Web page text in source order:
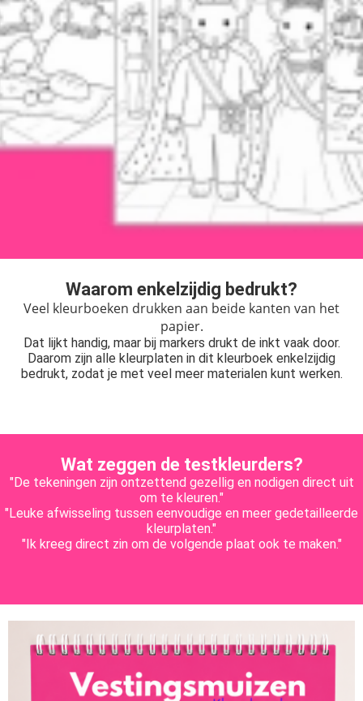
Waarom enkelzijdig bedrukt?
Veel kleurboeken drukken aan beide kanten van het
papier.
Dat lijkt handig, maar bij markers drukt de inkt vaak door.
Daarom zijn alle kleurplaten in dit kleurboek enkelzijdig
bedrukt, zodat je met veel meer materialen kunt werken.
Wat zeggen de testkleurders?
"De tekeningen zijn ontzettend gezellig en nodigen direct uit
om te kleuren."
"Leuke afwisseling tussen eenvoudige en meer gedetailleerde
kleurplaten."
"Ik kreeg direct zin om de volgende plaat ook te maken."